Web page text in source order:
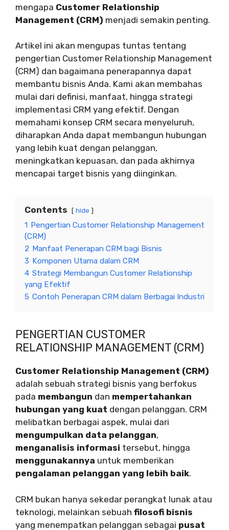
mengapa Customer Relationship
Management (CRM) menjadi semakin penting.
Artikel ini akan mengupas tuntas tentang
pengertian Customer Relationship Management
(CRM) dan bagaimana penerapannya dapat
membantu bisnis Anda. Kami akan membahas
mulai dari definisi, manfaat, hingga strategi
implementasi CRM yang efektif. Dengan
memahami konsep CRM secara menyeluruh,
diharapkan Anda dapat membangun hubungan
yang lebih kuat dengan pelanggan,
meningkatkan kepuasan, dan pada akhirnya
mencapai target bisnis yang diinginkan.
Contents hide
1 Pengertian Customer Relationship Management
(CRM)
2 Manfaat Penerapan CRM bagi Bisnis
3 Komponen Utama dalam CRM
4 Strategi Membangun Customer Relationship
yang Efektif
5 Contoh Penerapan CRM dalam Berbagai Industri
PENGERTIAN CUSTOMER
RELATIONSHIP MANAGEMENT (CRM)
Customer Relationship Management (CRM)
adalah sebuah strategi bisnis yang berfokus
pada membangun dan mempertahankan
hubungan yang kuat dengan pelanggan. CRM
melibatkan berbagai aspek, mulai dari
mengumpulkan data pelanggan,
menganalisis informasi tersebut, hingga
menggunakannya untuk memberikan
pengalaman pelanggan yang lebih baik.
CRM bukan hanya sekedar perangkat lunak atau
teknologi, melainkan sebuah filosofi bisnis
yang menempatkan pelanggan sebagai pusat